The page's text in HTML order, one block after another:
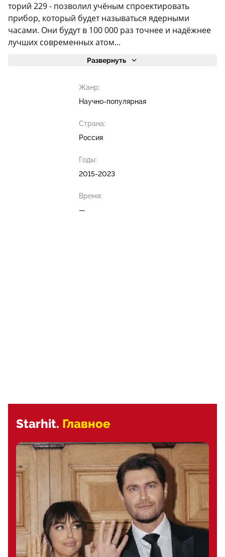
торий 229 - позволил учёным спроектировать
прибор, который будет называться ядерными
часами. Они будут в 100 000 раз точнее и надёжнее
лучших современных атом...
Развернуть
Жанр:
Научно-популярная
Страна:
Россия
Годы:
2015-2023
Время:
—
Starhit. Главное